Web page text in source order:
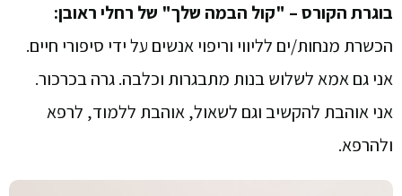
בוגרת הקורס – "קול הבמה שלך" של רחלי ראובן:
הכשרת מנחות/ים לליווי וריפוי אנשים על ידי סיפורי חיים.
אני גם אמא לשלוש בנות מתבגרות וכלבה. גרה בכרכור.
אני אוהבת להקשיב וגם לשאול, אוהבת ללמוד, לרפא
ולהרפא.